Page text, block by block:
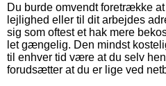
Du burde omvendt foretrække
lejlighed eller til dit arbejdes
sig som oftest et hak mere
let gængelig. Den mindst
til enhver tid være at du selv
forudsætter at du er lige ved